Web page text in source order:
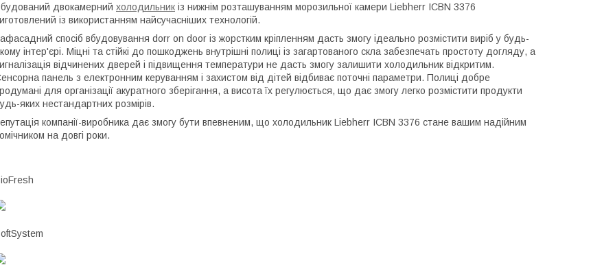
двокамерний холодильник із нижнім розташуванням морозильної камери Liebherr ICBN 3376
із використанням найсучасніших технологій.
спосіб вбудовування dorr on door із жорстким кріпленням дасть змогу ідеально розмістити виріб у будь-
інтер'єрі. Міцні та стійкі до пошкоджень внутрішні полиці із загартованого скла забезпечать простоту догляду, а
відчинених дверей і підвищення температури не дасть змогу залишити холодильник відкритим.
панель з електронним керуванням і захистом від дітей відбиває поточні параметри. Полиці добре
для організації акуратного зберігання, а висота їх регулюється, що дає змогу легко розмістити продукти
яких нестандартних розмірів.
компанії-виробника дає змогу бути впевненим, що холодильник Liebherr ICBN 3376 стане вашим надійним
на довгі роки.